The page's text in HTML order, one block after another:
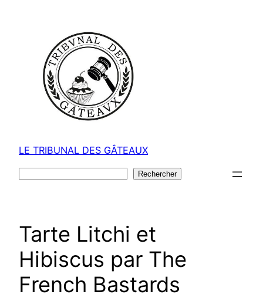
LE TRIBUNAL DES GÂTEAUX
Rechercher
Tarte Litchi et
Hibiscus par The
French Bastards